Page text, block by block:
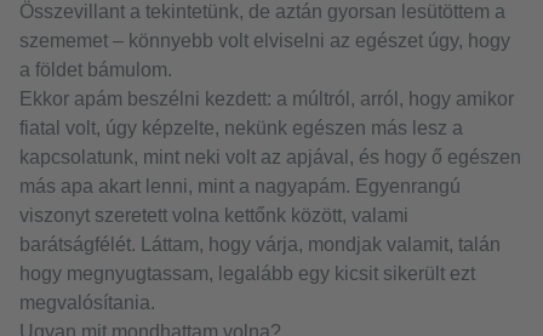
Összevillant a tekintetünk, de aztán gyorsan lesütöttem a
szememet – könnyebb volt elviselni az egészet úgy, hogy
a földet bámulom.
Ekkor apám beszélni kezdett: a múltról, arról, hogy amikor
fiatal volt, úgy képzelte, nekünk egészen más lesz a
kapcsolatunk, mint neki volt az apjával, és hogy ő egészen
más apa akart lenni, mint a nagyapám. Egyenrangú
viszonyt szeretett volna kettőnk között, valami
barátságfélét. Láttam, hogy várja, mondjak valamit, talán
hogy megnyugtassam, legalább egy kicsit sikerült ezt
megvalósítania.
Ugyan mit mondhattam volna?